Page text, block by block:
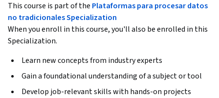
This course is part of the Plataformas para procesar datos
no tradicionales​ Specialization
When you enroll in this course, you'll also be enrolled in this
Specialization.
Learn new concepts from industry experts
Gain a foundational understanding of a subject or tool
Develop job-relevant skills with hands-on projects